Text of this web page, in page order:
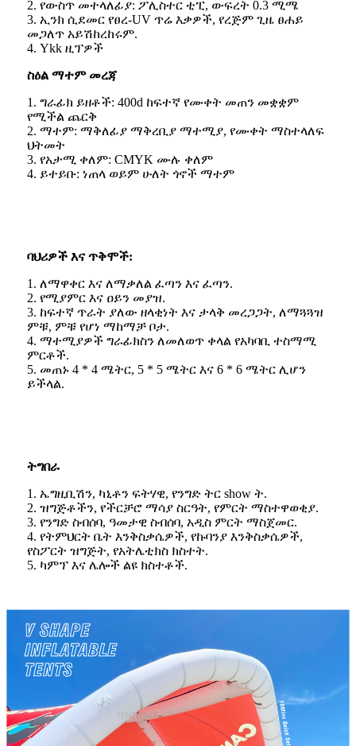
2. የውስጥ መተላለፊያ: ፖሊስተር ቲፒ, ውፍረት 0.3 ሚሜ
3. ኢንክ ሲደመር የፀረ-UV ጥሬ እቃዎች, የረጅም ጊዜ ፀሐይ
መጋለጥ አይሽከረከሩም.
4. Ykk ዚፕዎች
ስዕል ማተም መረጃ
1. ግራፊክ ይዘቶች: 400d ከፍተኛ የሙቀት መጠን መቋቋም
የሚችል ጨርቅ
2. ማተም: ማቅለፊያ ማቅረቢያ ማተሚያ, የሙቀት ማስተላለፍ
ህትመት
3. የአታሚ ቀለም: CMYK ሙሉ ቀለም
4. ይተይቡ: ነጠላ ወይም ሁለት ጎኖች ማተም
ባህሪዎች እና ጥቅሞች:
1. ለማዋቀር እና ለማቃለል ፈጣን እና ፈጣን.
2. የሚያምር እና ዐይን መያዝ.
3. ከፍተኛ ጥራት ያለው ዘላቂነት እና ታላቅ መረጋጋት, ለማጓጓዝ
ምቹ, ምቹ የሆነ ማከማቻ ቦታ.
4. ማተሚያዎች ግራፊክስን ለመለወጥ ቀላል የአካባቢ ተስማሚ
ምርቶች.
5. መጠኑ 4 * 4 ሜትር, 5 * 5 ሜትር እና 6 * 6 ሜትር ሊሆን
ይችላል.
ትግበራ
1. ኤግዚቢሽን, ካኒቶን ፍትሃዊ, የንግድ ትር show ት.
2. ዝግጅቶችን, የችርቻሮ ማሳያ ስርዓት, የምርት ማስተዋወቂያ.
3. የንግድ ስብሰባ, ዓመታዊ ስብሰባ, አዲስ ምርት ማስጀመር.
4. የትምህርት ቤት እንቅስቃሴዎች, የኩባንያ እንቅስቃሴዎች,
የስፖርት ዝግጅት, የአትሌቲክስ ክስተት.
5. ካምፕ እና ሌሎች ልዩ ክስተቶች.